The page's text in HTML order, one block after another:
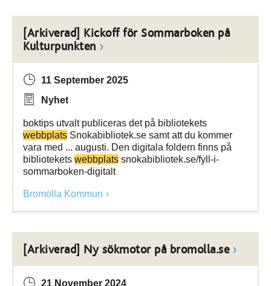
[Arkiverad] Kickoff för Sommarboken på
Kulturpunkten
11 September 2025
Nyhet
boktips utvalt publiceras det på bibliotekets
webbplats Snokabibliotek.se samt att du kommer
vara med ... augusti. Den digitala foldern finns på
bibliotekets webbplats snokabibliotek.se/fyll-i-
sommarboken-digitalt
Bromölla Kommun
[Arkiverad] Ny sökmotor på bromolla.se
21 November 2024